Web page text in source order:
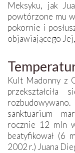
Meksyku, jak
powtórzone mu
pokornie i
objawiającego
Kult Madonny z
sanktuarium
rocznie 12 mln
beatyfikował (6
2002 r.) Juana